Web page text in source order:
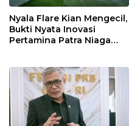
Nyala Flare Kian Mengecil,
Bukti Nyata Inovasi
Pertamina Patra Niaga